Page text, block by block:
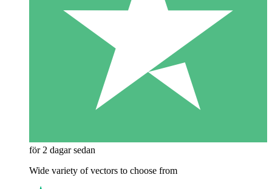
för 2 dagar sedan
Wide variety of vectors to choose from